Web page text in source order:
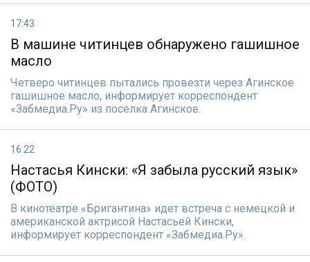
17:43
В машине читинцев обнаружено гашишное
масло
Четверо читинцев пытались провезти через Агинское
гашишное масло, информирует корреспондент
«Забмедиа.Ру» из поселка Агинское.
16:22
Настасья Кински: «Я забыла русский язык»
(ФОТО)
В кинотеатре «Бригантина» идет встреча с немецкой и
американской актрисой Настасьей Кински,
информирует корреспондент «Забмедиа.Ру».